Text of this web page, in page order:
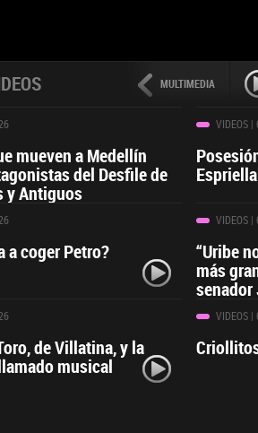
MULTIMEDIA
mueven a Medellín
del Desfile de
y Antiguos
VIDEOS|
a coger Petro?
VIDEOS|
“Uribe
más
senador
de Villatina, y la
musical
VIDEOS|